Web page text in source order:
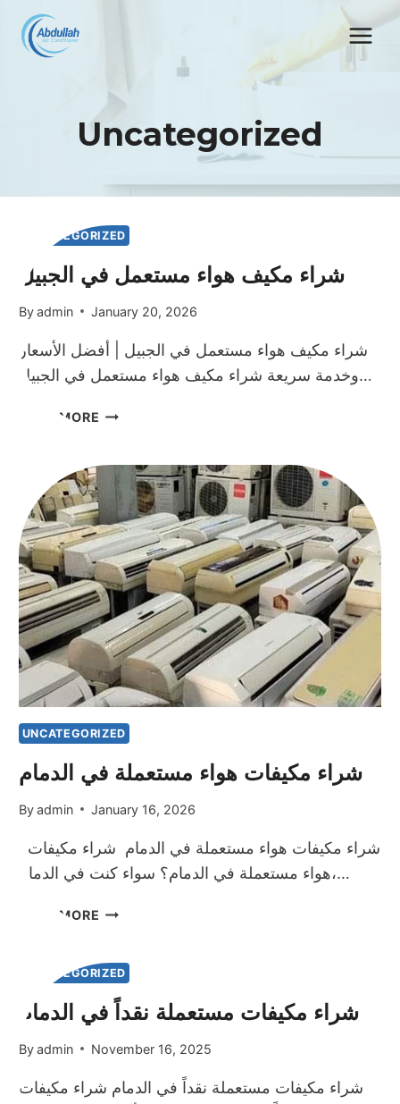
content
Uncategorized
UNCATEGORIZED
شراء مكيف هواء مستعمل في الجبيل
Byadmin January 20, 2026
شراء مكيف هواء مستعمل في الجبيل | أفضل الأسعار
وخدمة سريعة شراء مكيف هواء مستعمل في الجبيل…
READ MORE شراء
مستعمل
الجبيل
UNCATEGORIZED
شراء مكيفات هواء مستعملة في الدمام
Byadmin January 16, 2026
هواء مستعملة في الدمام؟ سواء كنت في الدمام،…
READ MORE شراء
مستعملة
الدمام
UNCATEGORIZED
شراء مكيفات مستعملة نقداً في الدمام
Byadmin November 16, 2025
شراء مكيفات مستعملة نقداً في الدمام شراء مكيفات